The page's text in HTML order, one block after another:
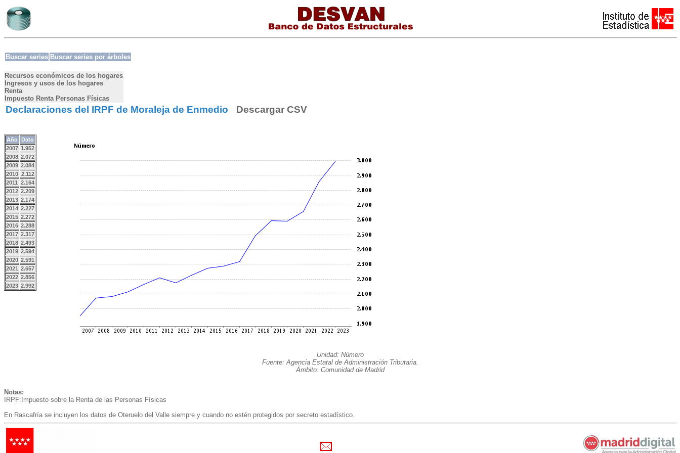
Buscar series Buscar series por árboles
Recursos económicos de los hogares
Ingresos y usos de los hogares
Renta
Impuesto Renta Personas Físicas
Declaraciones del IRPF de Moraleja de Enmedio Descargar CSV
Año
Dato
2007 1.952
2008 2.072
2009 2.084
2010 2.112
2011 2.164
2012 2.209
2013 2.174
2014 2.227
2015 2.272
2016 2.288
2017 2.317
2018 2.493
2019 2.594
2020 2.591
2021 2.657
2022 2.856
2023 2.992
Unidad: Número
Fuente: Agencia Estatal de Administración Tributaria.
Ámbito: Comunidad de Madrid
Notas:
IRPF:Impuesto sobre la Renta de las Personas Físicas
En Rascafría se incluyen los datos de Oteruelo del Valle siempre y cuando no estén protegidos por secreto estadístico.